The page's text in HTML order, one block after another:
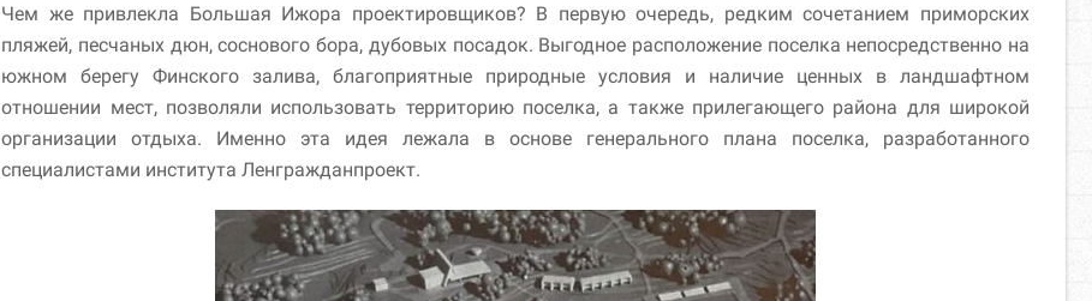
Чем же привлекла Большая Ижора проектировщиков? В первую очередь, редким сочетанием приморских
пляжей, песчаных дюн, соснового бора, дубовых посадок. Выгодное расположение поселка непосредственно на
южном берегу Финского залива, благоприятные природ­ные условия и наличие ценных в ландшафтном
отношении мест, позволяли использовать территорию поселка, а также приле­гающего района для широкой
организации отдыха. Именно эта идея лежала в основе генерального плана поселка, разработанного
специалистами института Ленгражданпроект.
использования этих
файлов cookie
приведет к
исчезновению
некоторых функций
сайта.
Маркетинг
Делясь своими
интересами и
информацией о вашем